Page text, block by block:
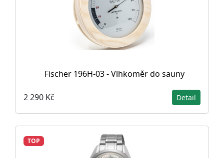
Fischer 196H-03 - Vlhkoměr do sauny
2 290 Kč Detail
TOP